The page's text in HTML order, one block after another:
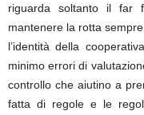
riguarda soltanto il far
mantenere la rotta
l’identità della
minimo errori di
controllo che aiutino a
fatta di regole e le